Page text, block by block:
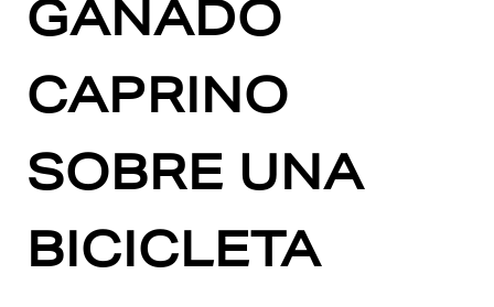
GANADO
CAPRINO
SOBRE UNA
BICICLETA